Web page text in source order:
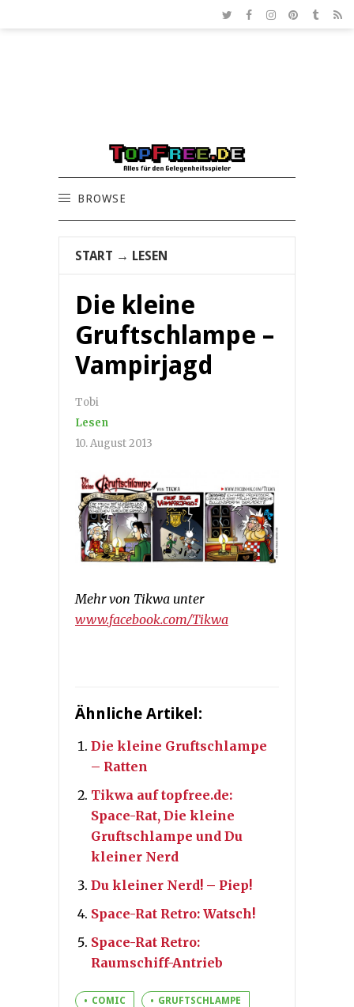
BROWSE
START → LESEN
Die kleine
Gruftschlampe –
Vampirjagd
Tobi
Lesen
10. August 2013
Mehr von Tikwa unter
www.facebook.com/Tikwa
Ähnliche Artikel:
Die kleine Gruftschlampe
– Ratten
Tikwa auf topfree.de:
Space-Rat, Die kleine
Gruftschlampe und Du
kleiner Nerd
Du kleiner Nerd! – Piep!
Space-Rat Retro: Watsch!
Space-Rat Retro:
Raumschiff-Antrieb
COMIC GRUFTSCHLAMPE